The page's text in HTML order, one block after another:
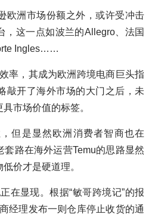
欧洲市场份额之外，或许受冲击
，这一点如波兰的Allegro、法国
Ingles……
率，其成为欧洲跨境电商巨头指
敲开了海外市场的大门之后，未
市场价值的标签。
但是显然欧洲消费者智商也在
套路在海外运营Temu的思路显然
价才是硬道理。
在显现。根据“敏哥跨境记”的报
经理发布一则仓库停止收货的通